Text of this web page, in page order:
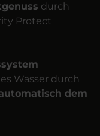
durch
Protect
Wasser durch
dem